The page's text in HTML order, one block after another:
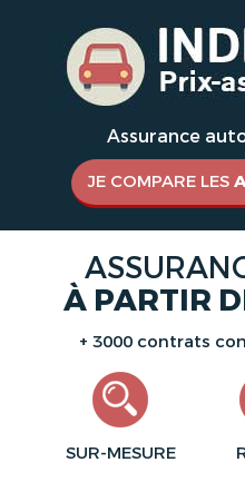
Assurance
JE COMPARE LES
À PARTIR
+ 3000 contrats
SUR-MESURE